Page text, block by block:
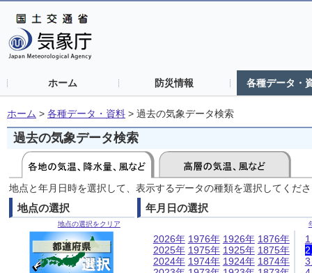
ホーム 防災情報 各種データ・
ホーム > 各種データ・資料 > 過去の気象データ検索
過去の気象データ検索
地点と年月日時を選択して、表示するデータの種類を選択してくだ
地点の選択
地点の選択をクリア
年月日の選択
2026年
2025年
2024年
1976年
1975年
1974年
1926年
1925年
1924年
1876年
1875年
1874年